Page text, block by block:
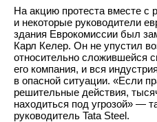
На акцию протеста вместе с
и некоторые руководители
здания Еврокомиссии был
Карл Келер. Он не упустил
относительно сложившейся
его компания, и вся
в опасной ситуации. «Если
решительные действия,
находиться под угрозой» —
руководитель Tata Steel.